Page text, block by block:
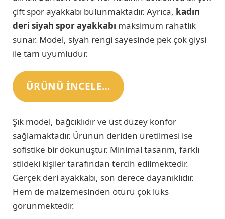
çift spor ayakkabı bulunmaktadır. Ayrıca, kadın
deri siyah spor ayakkabı maksimum rahatlık
sunar. Model, siyah rengi sayesinde pek çok giysi
ile tam uyumludur.
ÜRÜNÜ INCELE…
Şık model, bağcıklıdır ve üst düzey konfor
sağlamaktadır. Ürünün deriden üretilmesi ise
sofistike bir dokunuştur. Minimal tasarım, farklı
stildeki kişiler tarafından tercih edilmektedir.
Gerçek deri ayakkabı, son derece dayanıklıdır.
Hem de malzemesinden ötürü çok lüks
görünmektedir.